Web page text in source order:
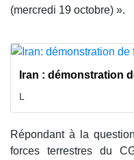
(mercredi 19 octobre) ».
Iran : démonstration
L
Répondant à la
forces terrestres du